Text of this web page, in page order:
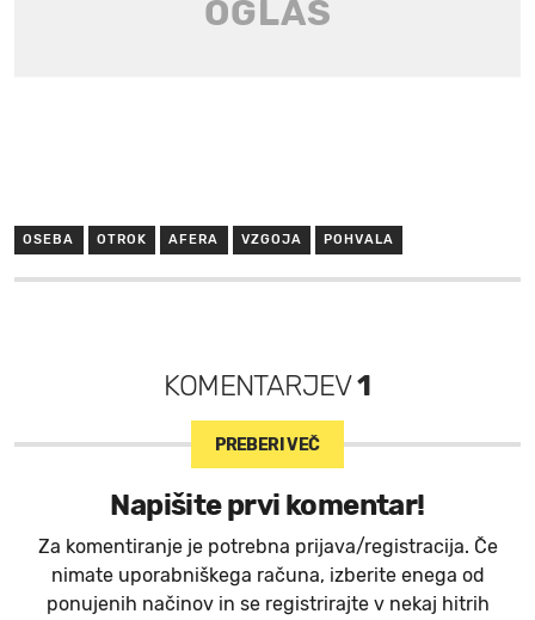
OSEBA OTROK AFERA VZGOJA POHVALA
KOMENTARJEV1
PREBERI VEČ
Napišite prvi komentar!
Za komentiranje je potrebna prijava/registracija. Če
nimate uporabniškega računa, izberite enega od
ponujenih načinov in se registrirajte v nekaj hitrih